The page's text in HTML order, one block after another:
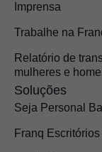
Imprensa
Trabalhe na
Relatório de
mulheres e
Soluções
Seja Personal
Franq Escritórios